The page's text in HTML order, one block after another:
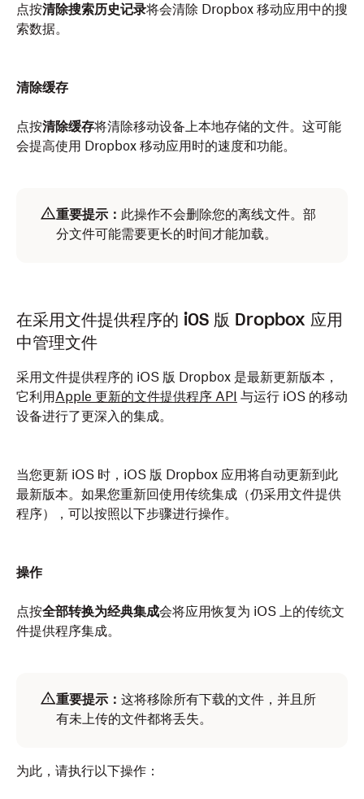
点按清除搜索历史记录将会清除 Dropbox 移动应用中的搜
索数据。
清除缓存
点按清除缓存将清除移动设备上本地存储的文件。这可能
会提高使用 Dropbox 移动应用时的速度和功能。
重要提示： 此操作不会删除您的离线文件。部
分文件可能需要更长的时间才能加载。
在采用文件提供程序的 iOS 版 Dropbox 应用
中管理文件
采用文件提供程序的 iOS 版 Dropbox 是最新更新版本，
它利用Apple 更新的文件提供程序 API 与运行 iOS 的移动
设备进行了更深入的集成。
当您更新 iOS 时，iOS 版 Dropbox 应用将自动更新到此
最新版本。如果您重新回使用传统集成（仍采用文件提供
程序），可以按照以下步骤进行操作。
操作
点按全部转换为经典集成会将应用恢复为 iOS 上的传统文
件提供程序集成。
重要提示： 这将移除所有下载的文件，并且所
有未上传的文件都将丢失。
为此，请执行以下操作：